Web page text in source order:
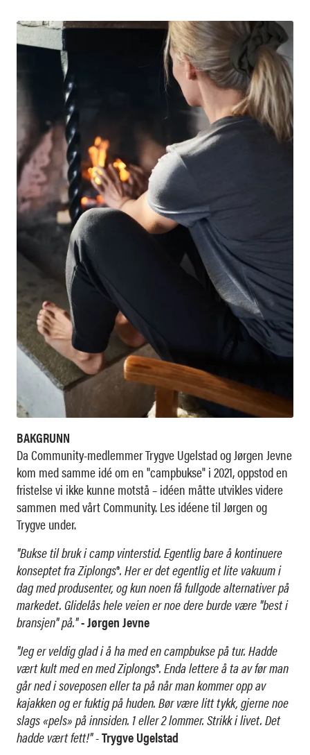
BAKGRUNN
Da Community-medlemmer Trygve Ugelstad og Jørgen Jevne
kom med samme idé om en "campbukse" i 2021, oppstod en
fristelse vi ikke kunne motstå – idéen måtte utvikles videre
sammen med vårt Community. Les idéene til Jørgen og
Trygve under.
"Bukse til bruk i camp vinterstid. Egentlig bare å kontinuere
konseptet fra Ziplongs®. Her er det egentlig et lite vakuum i
dag med produsenter, og kun noen få fullgode alternativer på
markedet. Glidelås hele veien er noe dere burde være "best i
bransjen" på."- Jørgen Jevne
"Jeg er veldig glad i å ha med en campbukse på tur. Hadde
vært kult med en med Ziplongs®. Enda lettere å ta av før man
går ned i soveposen eller ta på når man kommer opp av
kajakken og er fuktig på huden. Bør være litt tykk, gjerne noe
slags «pels» på innsiden. 1 eller 2 lommer. Strikk i livet. Det
hadde vært fett!"-Trygve Ugelstad